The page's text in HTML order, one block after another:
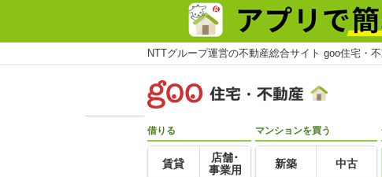
NTTグループ運営の不動産総合サイト goo住宅・
借りる
賃貸
店舗･
事業用
マンションを買う
新築 中古